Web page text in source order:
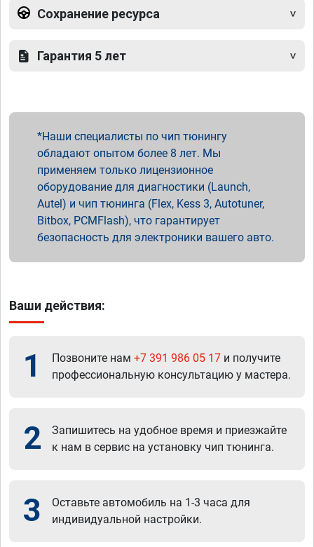
Сохранение ресурса
Гарантия 5 лет
Наши специалисты по чип тюнингу
обладают опытом более 8 лет. Мы
применяем только лицензионное
оборудование для диагностики (Launch,
Autel) и чип тюнинга (Flex, Kess 3, Autotuner,
Bitbox, PCMFlash), что гарантирует
безопасность для электроники вашего авто.
Ваши действия:
1 Позвоните нам +7 391 986 05 17 и получите
профессиональную консультацию у мастера.
2
Запишитесь на удобное время и приезжайте
к нам в сервис на установку чип тюнинга.
3
Оставьте автомобиль на 1-3 часа для
индивидуальной настройки.